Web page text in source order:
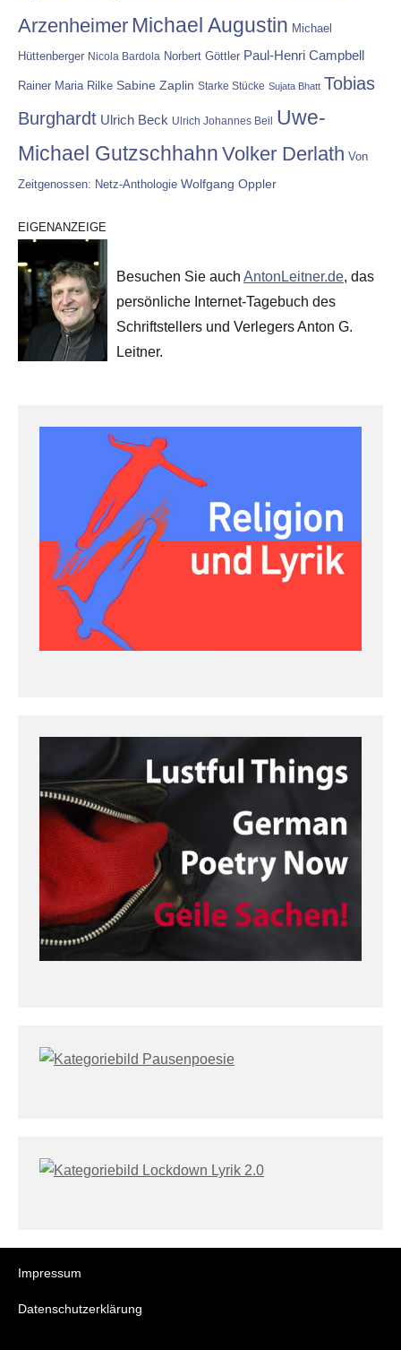
Arzenheimer Michael Augustin Michael
Hüttenberger Nicola Bardola Norbert Göttler Paul-Henri Campbell
Rainer Maria Rilke Sabine Zaplin Starke Stücke Sujata Bhatt Tobias
Burghardt Ulrich Beck Ulrich Johannes Beil Uwe-
Michael Gutzschhahn Volker Derlath Von
Zeitgenossen: Netz-Anthologie Wolfgang Oppler
EIGENANZEIGE
Besuchen Sie auch AntonLeitner.de, das
persönliche Internet-Tagebuch des
Schriftstellers und Verlegers Anton G.
Leitner.
Impressum
Datenschutzerklärung